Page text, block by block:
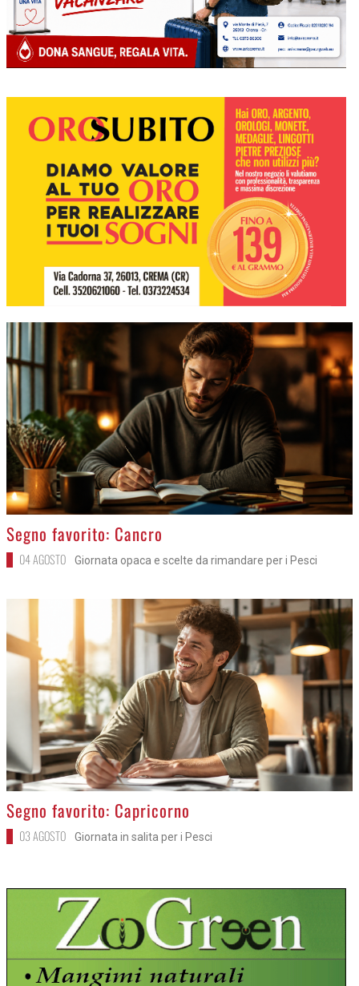
>
Segno favorito: Cancro
04 AGOSTO Giornata opaca e scelte da rimandare per i Pesci
>
Segno favorito: Capricorno
03 AGOSTO Giornata in salita per i Pesci